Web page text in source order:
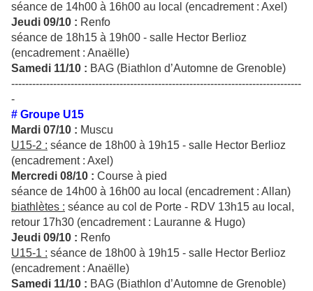
séance de 14h00 à 16h00 au local (encadrement : Axel)
Jeudi 09/10 : Renfo
séance de 18h15 à 19h00 - salle Hector Berlioz
(encadrement : Anaëlle)
Samedi 11/10 : BAG (Biathlon d’Automne de Grenoble)
-----------------------------------------------------------------------------------
-
# Groupe U15
Mardi 07/10 : Muscu
U15-2 : séance de 18h00 à 19h15 - salle Hector Berlioz
(encadrement : Axel)
Mercredi 08/10 : Course à pied
séance de 14h00 à 16h00 au local (encadrement : Allan)
biathlètes : séance au col de Porte - RDV 13h15 au local,
retour 17h30 (encadrement : Lauranne & Hugo)
Jeudi 09/10 : Renfo
U15-1 : séance de 18h00 à 19h15 - salle Hector Berlioz
(encadrement : Anaëlle)
Samedi 11/10 : BAG (Biathlon d’Automne de Grenoble)